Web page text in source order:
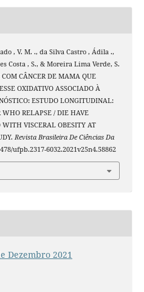
, V. M. ., da Silva Castro , Ádila .,
Costa , S., & Moreira Lima Verde, S.
CÂNCER DE MAMA QUE
OXIDATIVO ASSOCIADO À
ESTUDO LONGITUDINAL:
RELAPSE / DIE HAVE
WITH VISCERAL OBESITY AT
Revista Brasileira De Ciências Da
ufpb.2317-6032.2021v25n4.58862
Dezembro 2021